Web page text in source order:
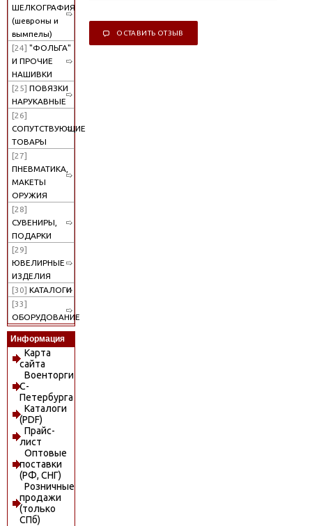
ШЕЛКОГРАФИЯ
(шевроны и
вымпелы)
[24] "ФОЛЬГА"
И ПРОЧИЕ
НАШИВКИ
[25] ПОВЯЗКИ
НАРУКАВНЫЕ
[26]
СОПУТСТВУЮЩИЕ
ТОВАРЫ
[27]
ПНЕВМАТИКА,
МАКЕТЫ
ОРУЖИЯ
[28]
СУВЕНИРЫ,
ПОДАРКИ
[29]
ЮВЕЛИРНЫЕ
ИЗДЕЛИЯ
[30] КАТАЛОГИ
[33]
ОБОРУДОВАНИЕ
Информация
Карта
сайта
Военторги
С-
Петербурга
Каталоги
(PDF)
Прайс-
лист
Оптовые
поставки
(РФ, СНГ)
Розничные
продажи
(только
СПб)
ОСТАВИТЬ ОТЗЫВ